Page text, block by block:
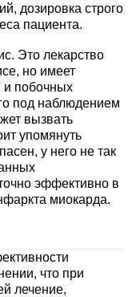
дозировка строго
пациента.
Это лекарство
но имеет
и побочных
под наблюдением
вызвать
упомянуть
у него не так
эффективно в
миокарда.
что при
лечение,